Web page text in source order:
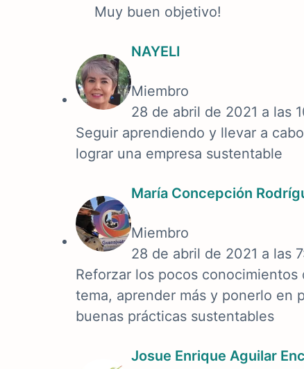
Muy buen objetivo!
NAYELI
Miembro
28 de abril de 2021 a las
Seguir aprendiendo y llevar a
lograr una empresa sustentable
María Concepción
Miembro
28 de abril de 2021 a las
Reforzar los pocos
tema, aprender más y ponerlo en
buenas prácticas sustentables
Josue Enrique Aguilar